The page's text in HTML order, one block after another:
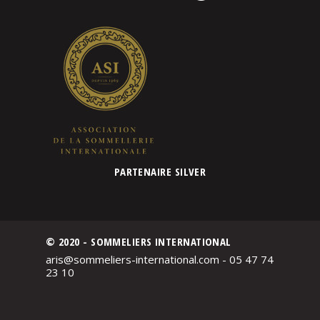
PARTENAIRE SILVER
© 2020 - SOMMELIERS INTERNATIONAL
aris@sommeliers-international.com - 05 47 74
23 10